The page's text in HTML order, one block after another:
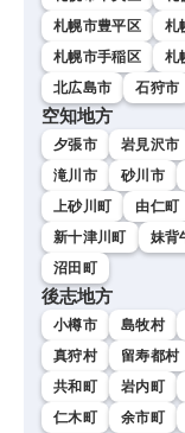
札幌市豊平区
札
札幌市手稲区
札
北広島市
石狩市
空知地方
夕張市 岩見沢市
滝川市
砂川市
上砂川町
由仁町
新十津川町
妹背
沼田町
後志地方
小樽市 島牧村
真狩村
留寿都村
共和町
岩内町
仁木町
余市町